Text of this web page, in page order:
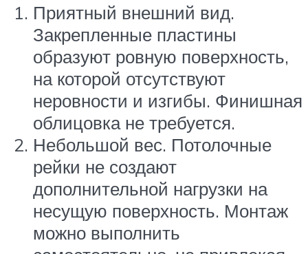
Приятный внешний вид.
Закрепленные пластины
образуют ровную поверхность,
на которой отсутствуют
неровности и изгибы. Финишная
облицовка не требуется.
Небольшой вес. Потолочные
рейки не создают
дополнительной нагрузки на
несущую поверхность. Монтаж
можно выполнить